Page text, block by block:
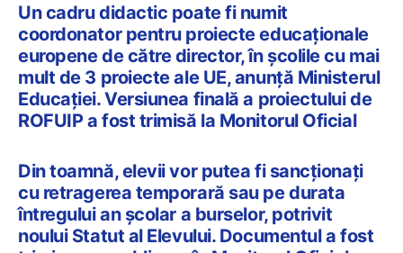
Un cadru didactic poate fi numit
coordonator pentru proiecte educaționale
europene de către director, în școlile cu mai
mult de 3 proiecte ale UE, anunță Ministerul
Educației. Versiunea finală a proiectului de
ROFUIP a fost trimisă la Monitorul Oficial
Din toamnă, elevii vor putea fi sancționați
cu retragerea temporară sau pe durata
întregului an școlar a burselor, potrivit
noului Statut al Elevului. Documentul a fost